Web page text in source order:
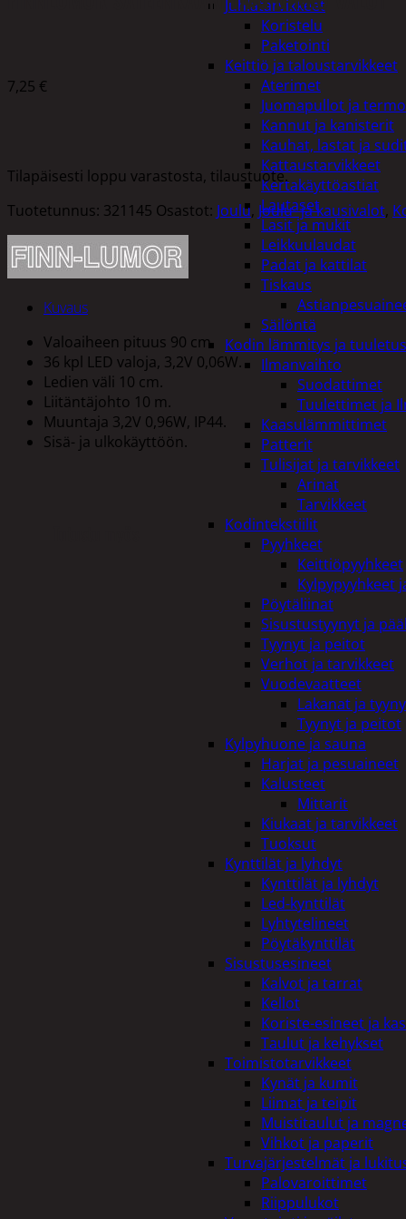
Juhlatarvikkeet
Koristelu
Paketointi
Keittiö ja taloustarvikkeet
Aterimet
Juomapullot ja
Kannut ja kanisterit
Kauhat, lastat ja
Kattaustarvikkeet
Kertakäyttöastiat
Lautaset
Lasit ja mukit
Leikkuulaudat
Padat ja kattilat
Tiskaus
Säilöntä
Kodin lämmitys ja tuuletus
Ilmanvaihto
Suodattimet
Tuulettimet ja
Kaasulämmittimet
Patterit
Tulisijat ja tarvikkeet
Arinat
Tarvikkeet
Kodintekstiilit
Pyyhkeet
Keittiöpyyhkeet
Kylpypyyhkeet
Pöytäliinat
Sisustustyynyt ja
Tyynyt ja peitot
Verhot ja tarvikkeet
Vuodevaatteet
Lakanat ja
Tyynyt ja peitot
Kylpyhuone ja sauna
Harjat ja pesuaineet
Kalusteet
Mittarit
Kiukaat ja tarvikkeet
Tuoksut
Kynttilät ja lyhdyt
Kynttilät ja lyhdyt
Led-kynttilät
Lyhtytelineet
Pöytäkynttilät
Sisustusesineet
Kalvot ja tarrat
Kellot
Koriste-esineet ja
Taulut ja kehykset
Toimistotarvikkeet
Kynät ja kumit
Liimat ja teipit
Muistitaulut ja
Vihkot ja paperit
Turvajärjestelmät ja
Palovaroittimet
Riippulukot
7,25 €
Tilapäisesti loppu varastosta, tilaustuote.
Tuotetunnus: 321145 Osastot: Joulu, Joulu- ja kausivalot,
Kuvaus
Valoaiheen pituus 90 cm.
36 kpl LED valoja, 3,2V 0,06W.
Ledien väli 10 cm.
Liitäntäjohto 10 m.
Muuntaja 3,2V 0,96W, IP44.
Sisä- ja ulkokäyttöön.